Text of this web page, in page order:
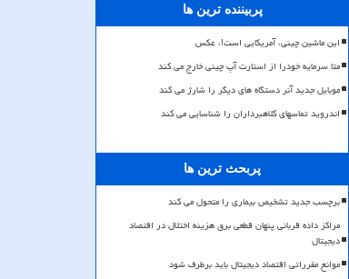
پربیننده ترین ها
این ماشین چینی، آمریکایی است!، عکس
متا سرمایه خودرا از استارت آپ چینی خارج می کند
موبایل جدید آنر دستگاه های دیگر را شارژ می کند
اندروید تماسهای کلاهبرداران را شناسایی می کند
پربحث ترین ها
برچسب جدید تشخیص بیماری را متحول می کند
مراکز داده قربانی پنهان قطعی برق هزینه اختلال در اقتصاد
دیجیتال
موانع مقرراتی اقتصاد دیجیتال باید برطرف شود